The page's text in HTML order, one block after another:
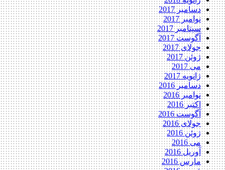
دسامبر 2017
نوامبر 2017
سپتامبر 2017
آگوست 2017
جولای 2017
ژوئن 2017
می 2017
ژانویه 2017
دسامبر 2016
نوامبر 2016
اکتبر 2016
آگوست 2016
جولای 2016
ژوئن 2016
می 2016
آوریل 2016
مارس 2016